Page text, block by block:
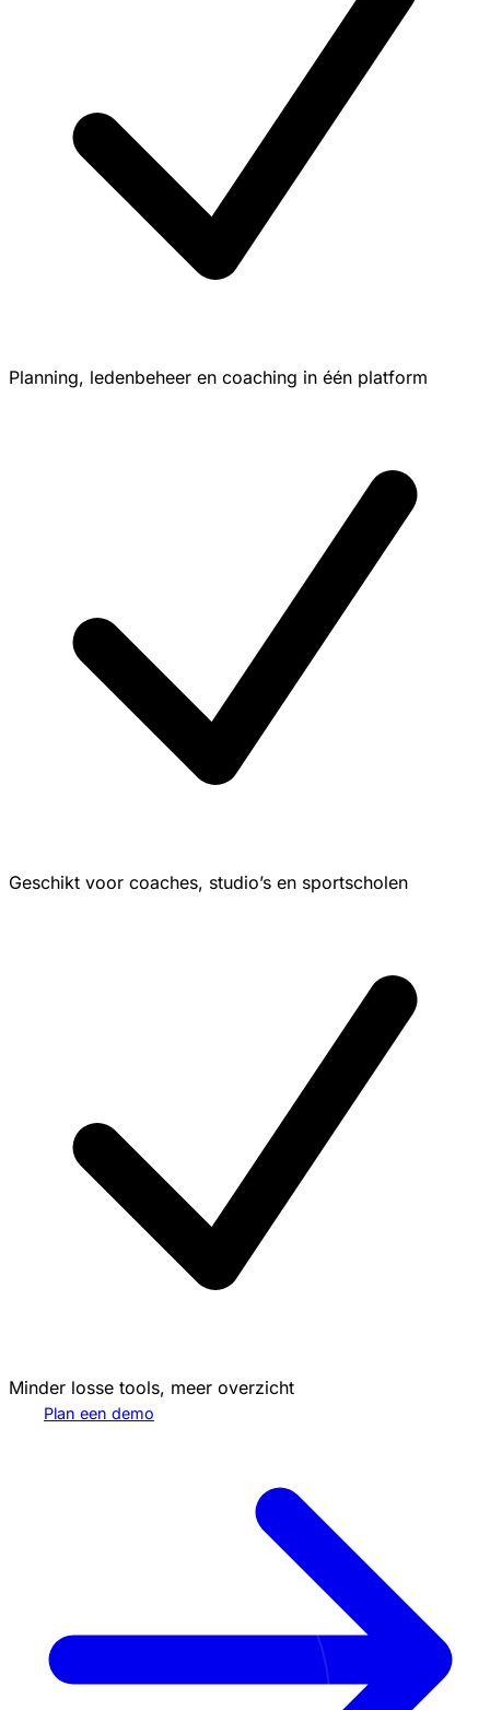
Planning, ledenbeheer en coaching in één platform
Geschikt voor coaches, studio’s en sportscholen
Minder losse tools, meer overzicht
Plan een demo